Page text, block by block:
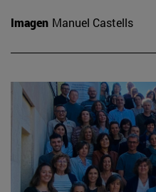
Imagen Manuel Castells